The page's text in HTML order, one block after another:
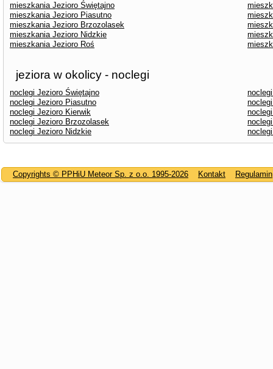
mieszkania Jezioro Świętajno
mieszkania Jezioro Piasutno
mieszkania Jezioro Brzozolasek
mieszkania Jezioro Nidzkie
mieszkania Jezioro Roś
jeziora w okolicy - noclegi
noclegi Jezioro Świętajno
noclegi Jezioro Piasutno
noclegi Jezioro Kierwik
noclegi Jezioro Brzozolasek
noclegi Jezioro Nidzkie
Copyrights © PPHiU Meteor Sp. z o.o. 1995-2026 Kontakt Regulamin